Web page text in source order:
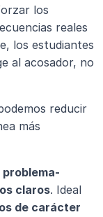
los
reales
los estudiantes
al acosador, no
reducir
más
claros. Ideal
de carácter